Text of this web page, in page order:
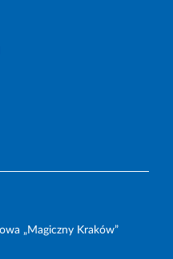
„Magiczny Kraków”